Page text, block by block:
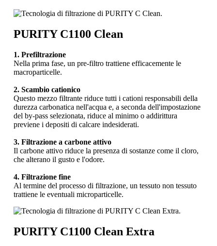
PURITY C1100 Clean
1. Prefiltrazione
Nella prima fase, un pre-filtro trattiene efficacemente le
macroparticelle.
2. Scambio cationico
Questo mezzo filtrante riduce tutti i cationi responsabili della
durezza carbonatica nell'acqua e, a seconda dell'impostazione
del by-pass selezionata, riduce al minimo o addirittura
previene i depositi di calcare indesiderati.
3. Filtrazione a carbone attivo
Il carbone attivo riduce la presenza di sostanze come il cloro,
che alterano il gusto e l'odore.
4. Filtrazione fine
Al termine del processo di filtrazione, un tessuto non tessuto
trattiene le eventuali microparticelle.
PURITY C1100 Clean Extra